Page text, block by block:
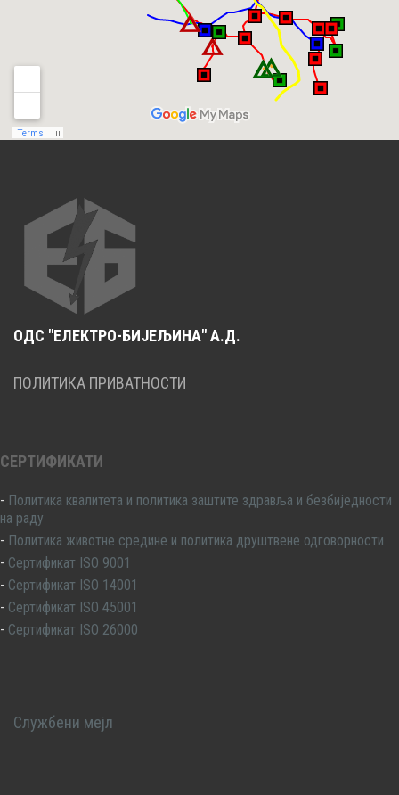
ОДС "ЕЛЕКТРО-БИЈЕЉИНА" А.Д.
ПОЛИТИКА ПРИВАТНОСТИ
СЕРТИФИКАТИ
- Политика квалитета и политика заштите здравља и безбиједности
на раду
- Политика животне средине и политика друштвене одговорности
- Сертификат ISO 9001
- Сертификат ISO 14001
- Сертификат ISO 45001
- Сертификат ISO 26000
Службени мејл